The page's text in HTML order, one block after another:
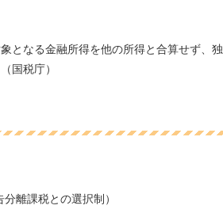
となる金融所得を他の所得と合算せず、独
国税庁）
離課税との選択制）